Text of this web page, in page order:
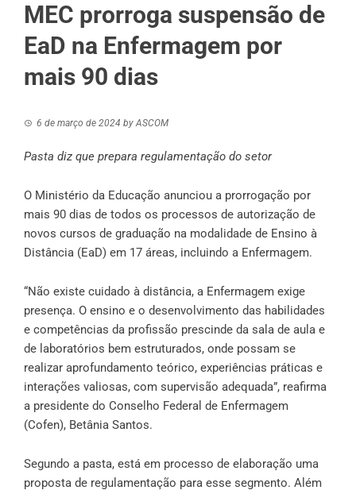
MEC prorroga suspensão de
EaD na Enfermagem por
mais 90 dias
6 de março de 2024 byASCOM
Pasta diz que prepara regulamentação do setor
O Ministério da Educação anunciou a prorrogação por
mais 90 dias de todos os processos de autorização de
novos cursos de graduação na modalidade de Ensino à
Distância (EaD) em 17 áreas, incluindo a Enfermagem.
“Não existe cuidado à distância, a Enfermagem exige
presença. O ensino e o desenvolvimento das habilidades
e competências da profissão prescinde da sala de aula e
de laboratórios bem estruturados, onde possam se
realizar aprofundamento teórico, experiências práticas e
interações valiosas, com supervisão adequada”, reafirma
a presidente do Conselho Federal de Enfermagem
(Cofen), Betânia Santos.
Segundo a pasta, está em processo de elaboração uma
proposta de regulamentação para esse segmento. Além